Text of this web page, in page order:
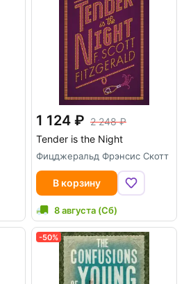
1 124
2 248
Tender is the Night
Фицджеральд Фрэнсис Скотт
В корзину
8 августа (Сб)
-50%